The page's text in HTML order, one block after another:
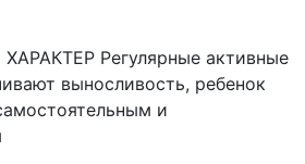
Регулярные активные
выносливость, ребенок
и